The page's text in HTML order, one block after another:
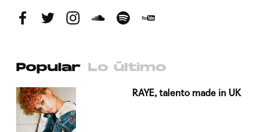
Popular Lo último
RAYE, talento made in UK